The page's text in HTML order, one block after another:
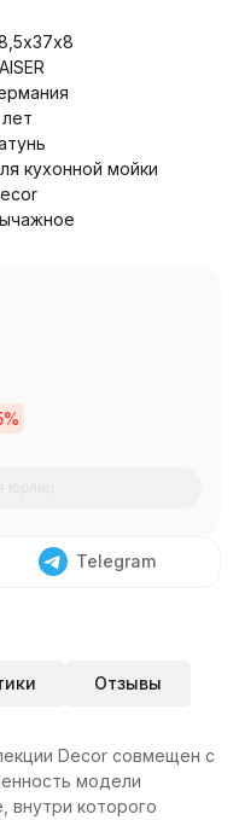
кухонной мойки
Telegram
Отзывы
Decor совмещен с
модели
внутри которого